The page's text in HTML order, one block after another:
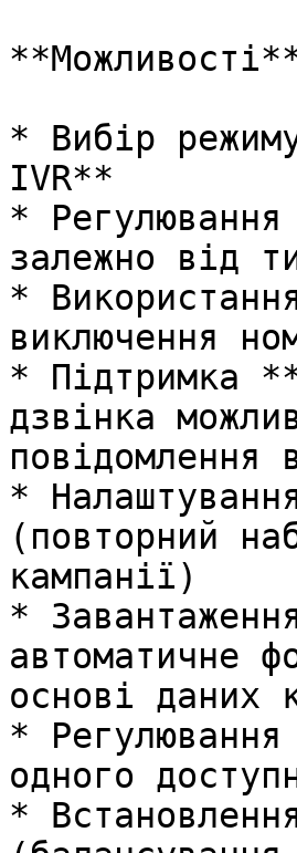
* Вибір
IVR**
*
залежно від
*
виключення
* Підтримка
дзвінка
*
(повторний
кампанії)
*
автоматичне
основі даних
* Регулювання
одного
*